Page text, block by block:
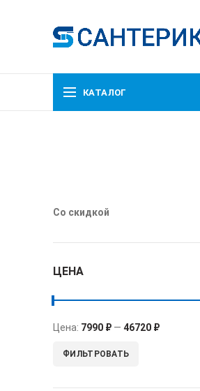
КАТАЛОГ
Со скидкой
ЦЕНА
ФИЛЬТРОВАТЬ
Цена: 7990 ₽ — 46720 ₽